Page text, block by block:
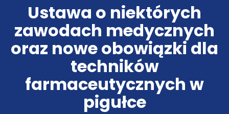
Ustawa o niektórych
zawodach medycznych
oraz nowe obowiązki dla
techników
farmaceutycznych w
pigułce